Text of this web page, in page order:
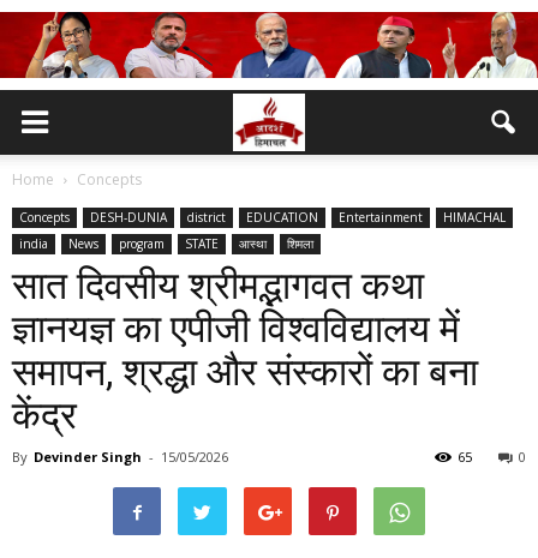
Home Concepts
Concepts DESH-DUNIA district EDUCATION Entertainment
HIMACHAL
india
News program STATE आस्था शिमला
सात दिवसीय श्रीमद्भागवत कथा
ज्ञानयज्ञ का एपीजी विश्वविद्यालय में
समापन, श्रद्धा और संस्कारों का बना
केंद्र
By Devinder Singh - 15/05/2026 0
65